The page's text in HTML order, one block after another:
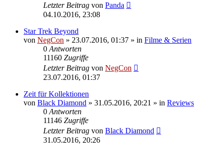
Letzter Beitrag von Panda
04.10.2016, 23:08
Star Trek Beyond
von NegCon » 23.07.2016, 01:37 » in Filme & Serien
0Antworten
11160 Zugriffe
Letzter Beitrag von NegCon
23.07.2016, 01:37
Zeit für Kollektionen
von Black Diamond » 31.05.2016, 20:21 » in Reviews
0Antworten
11146 Zugriffe
Letzter Beitrag von Black Diamond
31.05.2016, 20:26